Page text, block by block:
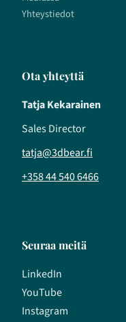
Yhteystiedot
Ota yhteyttä
Tatja Kekarainen
Sales Director
tatja@3dbear.fi
+358 44 540 6466
Seuraa meitä
LinkedIn
YouTube
Instagram